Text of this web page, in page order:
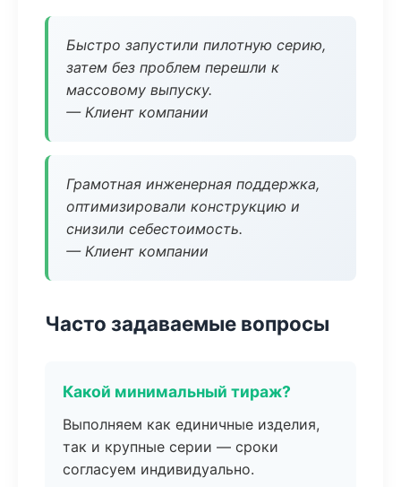
Быстро запустили пилотную серию,
затем без проблем перешли к
массовому выпуску.
— Клиент компании
Грамотная инженерная поддержка,
оптимизировали конструкцию и
снизили себестоимость.
— Клиент компании
Часто задаваемые вопросы
Какой минимальный тираж?
Выполняем как единичные изделия,
так и крупные серии — сроки
согласуем индивидуально.